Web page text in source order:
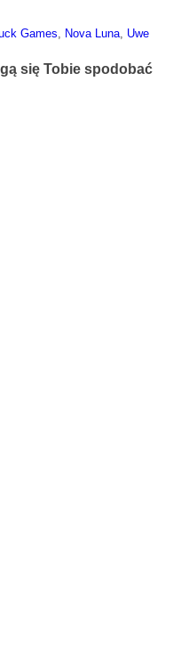
Games, Nova Luna, Uwe
się Tobie spodobać